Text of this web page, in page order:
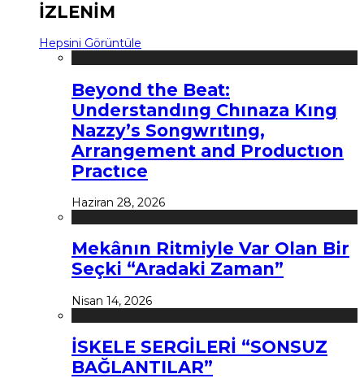
İZLENİM
Hepsini Görüntüle
Beyond the Beat:
Understandıng Chınaza Kıng
Nazzy’s Songwrıtıng,
Arrangement and Productıon
Practıce
Haziran 28, 2026
Mekânın Ritmiyle Var Olan Bir
Seçki “Aradaki Zaman”
Nisan 14, 2026
İSKELE SERGİLERİ “SONSUZ
BAĞLANTILAR”